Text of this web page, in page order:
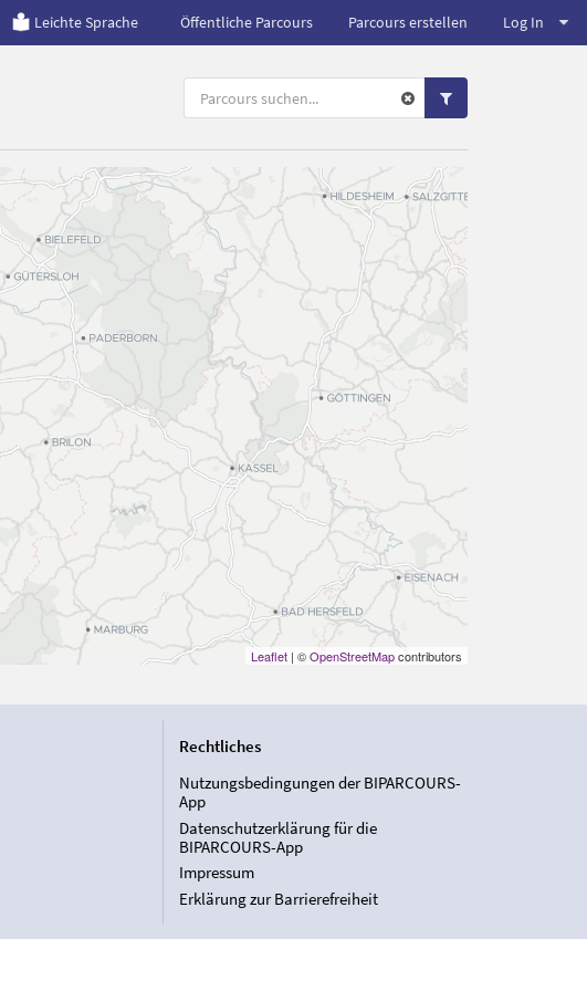
Leichte Sprache Öffentliche Parcours Parcours erstellen Log In
Leaflet| ©OpenStreetMapcontributors
Rechtliches
Nutzungsbedingungen der BIPARCOURS-
App
Datenschutzerklärung für die
BIPARCOURS-App
Impressum
Erklärung zur Barrierefreiheit